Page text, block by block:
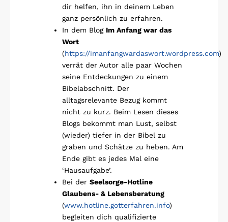
dir helfen, ihn in deinem Leben
ganz persönlich zu erfahren.
In dem Blog Im Anfang war das
Wort
(https://imanfangwardaswort.wordpress.com)
verrät der Autor alle paar Wochen
seine Entdeckungen zu einem
Bibelabschnitt. Der
alltagsrelevante Bezug kommt
nicht zu kurz. Beim Lesen dieses
Blogs bekommt man Lust, selbst
(wieder) tiefer in der Bibel zu
graben und Schätze zu heben. Am
Ende gibt es jedes Mal eine
‘Hausaufgabe’.
Bei der Seelsorge-Hotline
Glaubens- & Lebensberatung
(www.hotline.gotterfahren.info)
begleiten dich qualifizierte